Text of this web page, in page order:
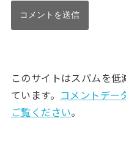
このサイトはスパムを
ています。 コメントデー
ご覧ください。